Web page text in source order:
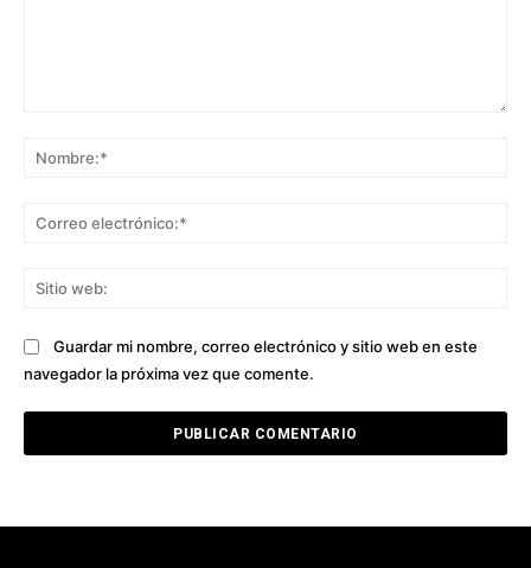
Guardar mi nombre, correo electrónico y sitio web en este
navegador la próxima vez que comente.